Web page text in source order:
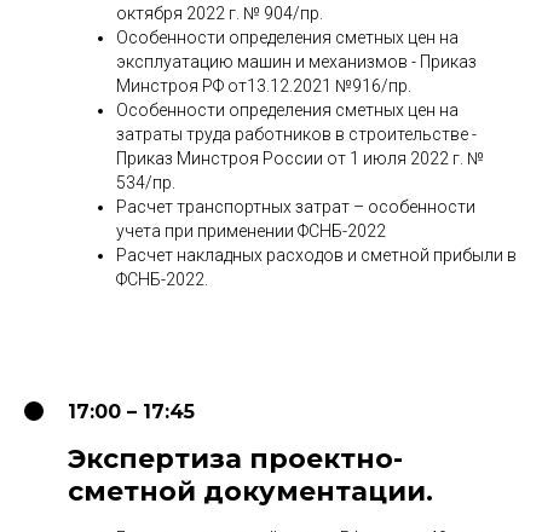
октября 2022 г. № 904/пр.
Особенности определения сметных цен на
эксплуатацию машин и механизмов - Приказ
Минстроя РФ от13.12.2021 №916/пр.
Особенности определения сметных цен на
затраты труда работников в строительстве -
Приказ Минстроя России от 1 июля 2022 г. №
534/пр.
Расчет транспортных затрат – особенности
учета при применении ФСНБ-2022
Расчет накладных расходов и сметной прибыли в
ФСНБ-2022.
17:00 – 17:45
Экспертиза проектно-
сметной документации.